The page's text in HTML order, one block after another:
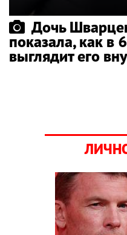
Дочь
показала, как в
выглядит его